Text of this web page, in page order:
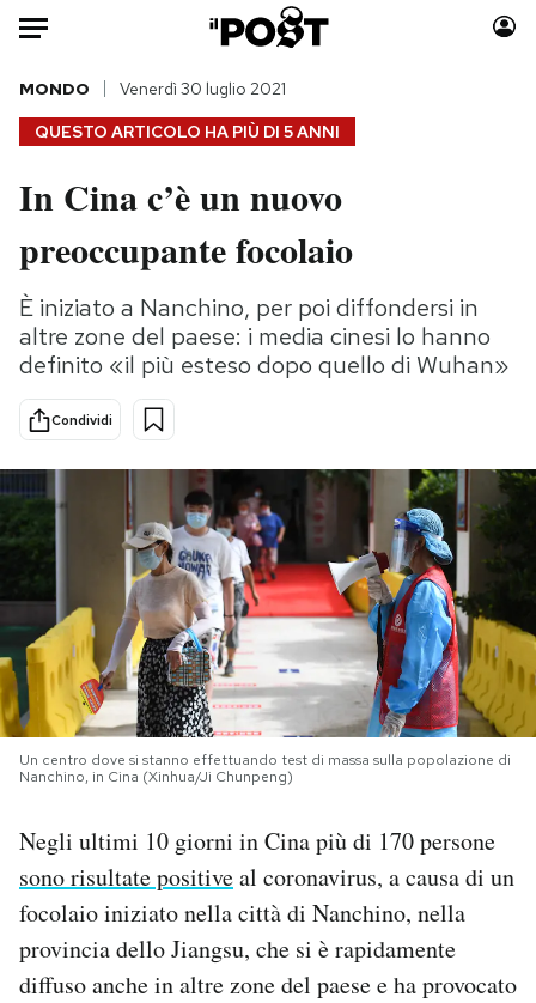
Auto
HOME
Italia
Politica
Tecnologia
Internet
Scienza
Cultura
Economia
Moda
Consumismi
Storie/Idee
Ok Boomer!
Media
Mondiali calcio 2026
PODCAST
NEWSLETTER
I MIEI PREFERITI
AREA PERSONALE
QUESTO ARTICOLO HA PIÙ DI 5 ANNI
MONDO Venerdì 30 luglio 2021
In Cina c’è un nuovo
preoccupante focolaio
È iniziato a Nanchino, per poi diffondersi in
altre zone del paese: i media cinesi lo hanno
definito «il più esteso dopo quello di Wuhan»
Condividi
Un centro dove si stanno effettuando test di massa sulla popolazione di
Nanchino, in Cina (Xinhua/Ji Chunpeng)
Negli ultimi 10 giorni in Cina più di 170 persone
sono risultate positiveal coronavirus, a causa di un
focolaio iniziato nella città di Nanchino, nella
provincia dello Jiangsu, che si è rapidamente
diffuso anche in altre zone del paese e ha provocato